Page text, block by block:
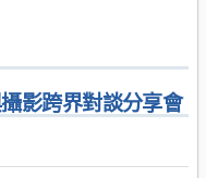
影跨界對談分享會